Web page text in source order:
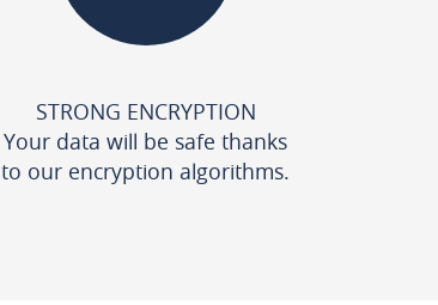
STRONG ENCRYPTION
Your data will be safe thanks
to our encryption algorithms.